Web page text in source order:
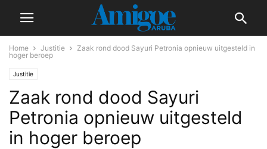
Home Justitie
Zaak rond dood Sayuri Petronia opnieuw uitgesteld in
hoger beroep
Justitie
Zaak rond dood Sayuri
Petronia opnieuw uitgesteld
in hoger beroep